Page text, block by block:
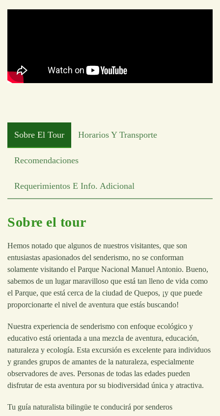
Sobre El Tour Horarios Y Transporte
Recomendaciones
Requerimientos E Info. Adicional
Sobre el tour
Hemos notado que algunos de nuestros visitantes, que son
entusiastas apasionados del senderismo, no se conforman
solamente visitando el Parque Nacional Manuel Antonio. Bueno,
sabemos de un lugar maravilloso que está tan lleno de vida como
el Parque, que está cerca de la ciudad de Quepos, ¡y que puede
proporcionarte el nivel de aventura que estás buscando!
Nuestra experiencia de senderismo con enfoque ecológico y
educativo está orientada a una mezcla de aventura, educación,
naturaleza y ecología. Esta excursión es excelente para individuos
y grandes grupos de amantes de la naturaleza, especialmente
observadores de aves. Personas de todas las edades pueden
disfrutar de esta aventura por su biodiversidad única y atractiva.
Tu guía naturalista bilingüe te conducirá por senderos